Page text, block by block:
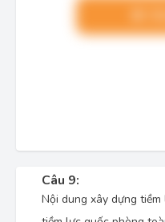
Câu 9:
Nội dung xây dựng